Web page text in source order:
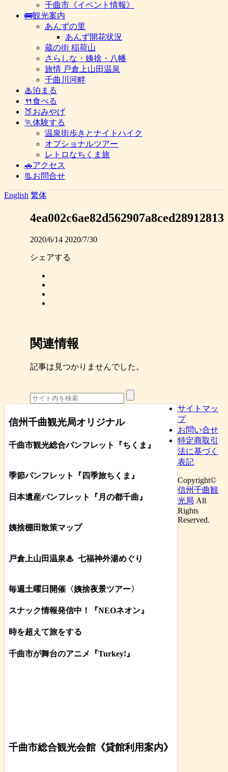
千曲市《イベント情報》
🚌観光案内
あんずの里
あんず開花状況
蔵の街 稲荷山
さらしな・姨捨・八幡
旅情 戸倉上山田温泉
千曲川河畔
♨泊まる
🍴食べる
🍑おみやげ
🏃体験する
温泉街歩きとナイトハイク
オプショナルツアー
レトロなちくま旅
🚗アクセス
📃お問合せ
English 繁体
4ea002c6ae82d562907a8ced28912813
2020/6/14 2020/7/30
シェアする
関連情報
記事は見つかりませんでした。
信州千曲観光局オリジナル
千曲市観光総合パンフレット 『ちくま 』
季節パンフレット『四季旅ちくま』
日本遺産パンフレット 『月の都千曲 』
姨捨棚田散策マップ
戸倉上山田温泉♨ 七福神外湯めぐり
毎週土曜日開催〈姨捨夜景ツアー〉
スナック情報発信中！『NEOネオン』
時を超えて旅をする
千曲市が舞台のアニメ『Turkey!』
千曲市総合観光会館《貸館利用案内》
サイトマッ
プ
お問い合せ
特定商取引
法に基づく
表記
Copyright©
信州千曲観
光局 All
Rights
Reserved.